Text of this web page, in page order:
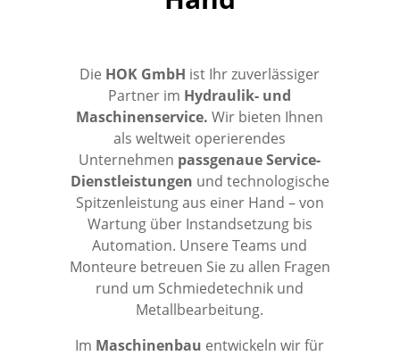
Die HOK GmbH ist Ihr zuverlässiger
Partner im Hydraulik- und
Maschinenservice. Wir bieten Ihnen
als weltweit operierendes
Unternehmen passgenaue Service-
Dienstleistungen und technologische
Spitzenleistung aus einer Hand – von
Wartung über Instandsetzung bis
Automation. Unsere Teams und
Monteure betreuen Sie zu allen Fragen
rund um Schmiedetechnik und
Metallbearbeitung.
Im Maschinenbau entwickeln wir für